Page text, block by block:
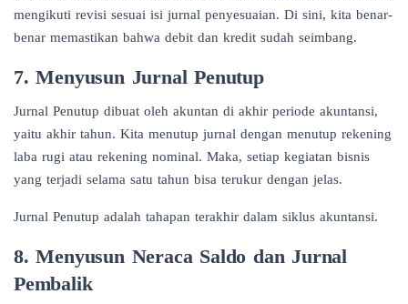
mengikuti revisi sesuai isi jurnal penyesuaian. Di sini, kita benar-
benar memastikan bahwa debit dan kredit sudah seimbang.
7. Menyusun Jurnal Penutup
Jurnal Penutup dibuat oleh akuntan di akhir periode akuntansi,
yaitu akhir tahun. Kita menutup jurnal dengan menutup rekening
laba rugi atau rekening nominal. Maka, setiap kegiatan bisnis
yang terjadi selama satu tahun bisa terukur dengan jelas.
Jurnal Penutup adalah tahapan terakhir dalam siklus akuntansi.
8. Menyusun Neraca Saldo dan Jurnal
Pembalik